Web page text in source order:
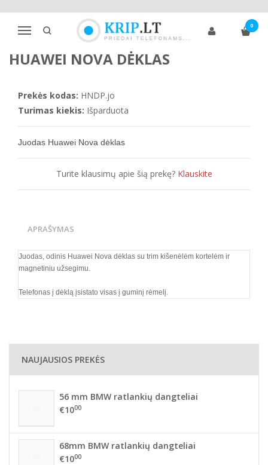
Navigacija
0
Pagrindinis Telefonų dėklai Huawei
Kita
Huawei Nova dėklas
HUAWEI NOVA DĖKLAS
Prekės kodas: HNDP.jo
Turimas kiekis: Išparduota
Juodas Huawei Nova dėklas
Turite klausimų apie šią prekę? Klauskite
APRAŠYMAS
Juodas, odinis Huawei Nova dėklas su trim kišenėlėm kortelėm ir
magnetiniu užsegimu.
Telefonas į dėklą įsistato visas į guminį rėmelį.
NAUJAUSIOS PREKĖS
56 mm BMW ratlankių dangteliai
€1000
68mm BMW ratlankių dangteliai
€1000